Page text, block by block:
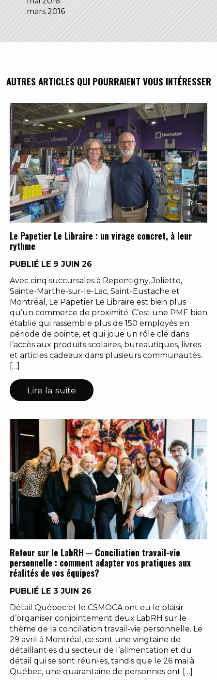
mars 2016
AUTRES ARTICLES QUI POURRAIENT VOUS INTÉRESSER
Le Papetier Le Libraire : un virage concret, à leur
rythme
PUBLIÉ LE 9 JUIN 26
Avec cinq succursales à Repentigny, Joliette,
Sainte-Marthe-sur-le-Lac, Saint-Eustache et
Montréal, Le Papetier Le Libraire est bien plus
qu’un commerce de proximité. C’est une PME bien
établie qui rassemble plus de 150 employés en
période de pointe, et qui joue un rôle clé dans
l’accès aux produits scolaires, bureautiques, livres
et articles cadeaux dans plusieurs communautés.
[…]
Lire la suite
Retour sur le LabRH ─ Conciliation travail-vie
personnelle : comment adapter vos pratiques aux
réalités de vos équipes?
PUBLIÉ LE 3 JUIN 26
Détail Québec et le CSMOCA ont eu le plaisir
d’organiser conjointement deux LabRH sur le
thème de la conciliation travail-vie personnelle. Le
29 avril à Montréal, ce sont une vingtaine de
détaillant·es du secteur de l’alimentation et du
détail qui se sont réuni·es, tandis que le 26 mai à
Québec, une quarantaine de personnes ont […]